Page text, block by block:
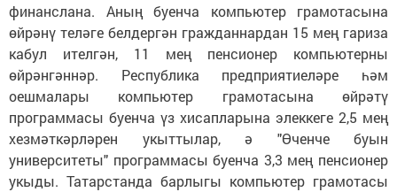
финанслана. Аның буенча компьютер грамотасына
өйрәнү теләге белдергән гражданнардан 15 мең гариза
кабул ителгән, 11 мең пенсионер компьютерны
өйрәнгәннәр. Республика предприятиеләре һәм
оешмалары компьютер грамотасына өйрәтү
программасы буенча үз хисапларына элеккеге 2,5 мең
хезмәткәрләрен укыттылар, ә "Өченче буын
университеты" программасы буенча 3,3 мең пенсионер
укыды. Татарстанда барлыгы компьютер грамотасы